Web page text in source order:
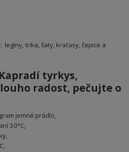
: legíny, trika, šaty, kraťasy, čepice a
tyrkys,
radost, pečujte o
jemné prádlo,
30°C,